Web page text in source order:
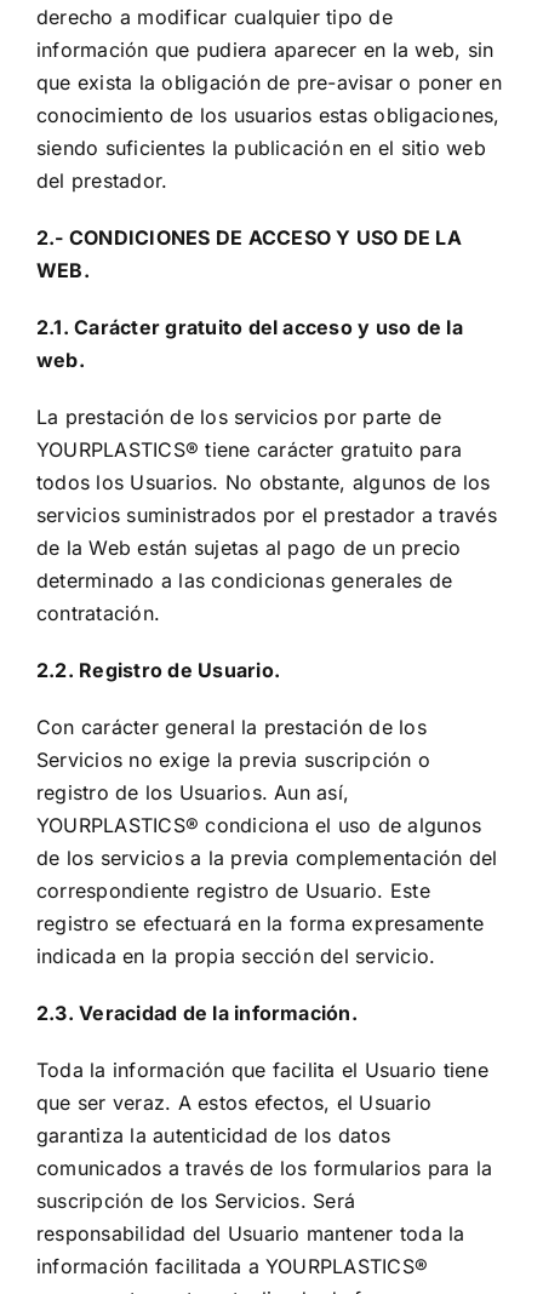
derecho a modificar cualquier tipo de
información que pudiera aparecer en la web, sin
que exista la obligación de pre-avisar o poner en
conocimiento de los usuarios estas obligaciones,
siendo suficientes la publicación en el sitio web
del prestador.
2.- CONDICIONES DE ACCESO Y USO DE LA
WEB.
2.1. Carácter gratuito del acceso y uso de la
web.
La prestación de los servicios por parte de
YOURPLASTICS® tiene carácter gratuito para
todos los Usuarios. No obstante, algunos de los
servicios suministrados por el prestador a través
de la Web están sujetas al pago de un precio
determinado a las condicionas generales de
contratación.
2.2. Registro de Usuario.
Con carácter general la prestación de los
Servicios no exige la previa suscripción o
registro de los Usuarios. Aun así,
YOURPLASTICS® condiciona el uso de algunos
de los servicios a la previa complementación del
correspondiente registro de Usuario. Este
registro se efectuará en la forma expresamente
indicada en la propia sección del servicio.
2.3. Veracidad de la información.
Toda la información que facilita el Usuario tiene
que ser veraz. A estos efectos, el Usuario
garantiza la autenticidad de los datos
comunicados a través de los formularios para la
suscripción de los Servicios. Será
responsabilidad del Usuario mantener toda la
información facilitada a YOURPLASTICS®